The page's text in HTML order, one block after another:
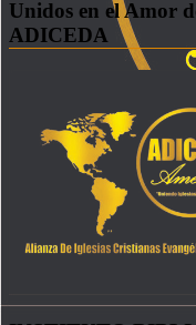
Unidos en el Amor
ADICEDA